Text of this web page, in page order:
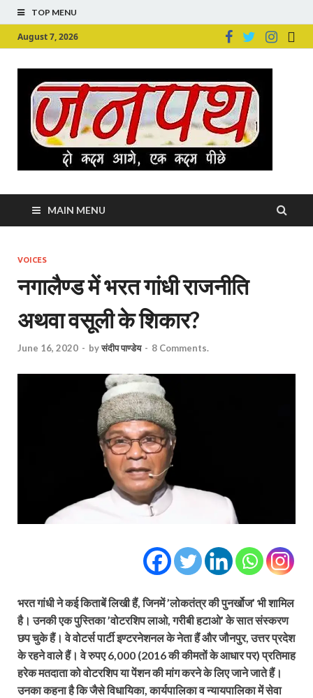
TOP MENU
August 7, 2026
MAIN MENU
VOICES
नगालैण्ड में भरत गांधी राजनीति
अथवा वसूली के शिकार?
June 16, 2020 - byसंदीप पाण्डेय - 8 Comments.
भरत गांधी ने कई किताबें लिखी हैं, जिनमें ’लोकतंत्र की पुनर्खोज’ भी शामिल
है। उनकी एक पुस्तिका ’वोटरशिप लाओ, गरीबी हटाओ’ के सात संस्करण
छप चुके हैं। वे वोटर्स पार्टी इण्टरनेशनल के नेता हैं और जौनपुर, उत्तर प्रदेश
के रहने वाले हैं। वे रुपए 6,000 (2016 की कीमतों के आधार पर) प्रतिमाह
हरेक मतदाता को वोटरशिप या पेंशन की मांग करने के लिए जाने जाते हैं।
उनका कहना है कि जैसे विधायिका, कार्यपालिका व न्यायपालिका में सेवा